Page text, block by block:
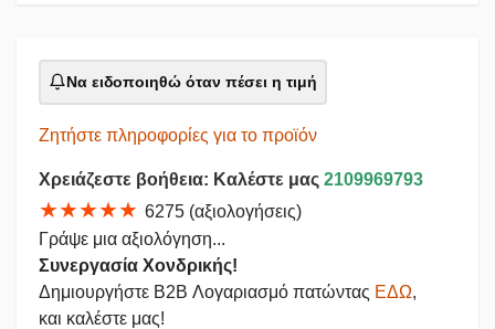
Να ειδοποιηθώ όταν πέσει η τιμή
Ζητήστε πληροφορίες για το προϊόν
Χρειάζεστε βοήθεια: Καλέστε μας 2109969793
★★★★★ 6275 (αξιολογήσεις)
Γράψε μια αξιολόγηση...
Συνεργασία Χονδρικής!
Δημιουργήστε B2B Λογαριασμό πατώντας ΕΔΩ,
και καλέστε μας!